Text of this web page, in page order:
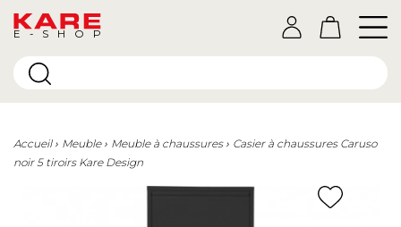
E-SHOP
Accueil Meuble Meuble à chaussures
Casier à chaussures Caruso
noir 5 tiroirs Kare Design